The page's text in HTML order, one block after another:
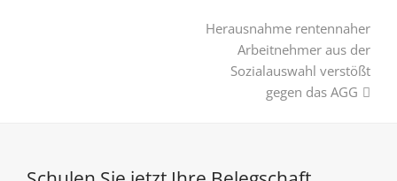
Nächster
Beitrag:
Herausnahme rentennaher
Arbeitnehmer aus der
Sozialauswahl verstößt
gegen das AGG